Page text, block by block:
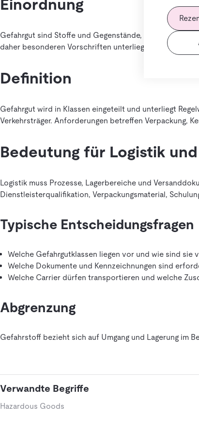
Einordnung
Gefahrgut sind Stoffe und Gegenstände, die beim
daher besonderen Vorschriften unterliegen.
Definition
Gefahrgut wird in Klassen eingeteilt und unterliegt
Verkehrsträger. Anforderungen betreffen Verpackung,
Bedeutung für Logistik
Logistik muss Prozesse, Lagerbereiche und
Dienstleisterqualifikation, Verpackungsmaterial,
Typische Entscheidungsfragen
Welche Gefahrgutklassen liegen vor und wie sind sie
Welche Dokumente und Kennzeichnungen sind
Welche Carrier dürfen transportieren und welche
Abgrenzung
Gefahrstoff bezieht sich auf Umgang und Lagerung im
Verwandte Begriffe
Hazardous Goods